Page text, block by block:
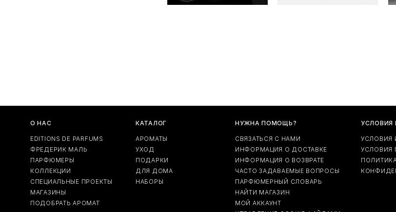
О НАС
EDITIONS DE PARFUMS
ФРЕДЕРИК МАЛЬ
ПАРФЮМЕРЫ
КОЛЛЕКЦИИ
СПЕЦИАЛЬНЫЕ ПРОЕКТЫ
МАГАЗИНЫ
ПОДОБРАТЬ АРОМАТ
КАТАЛОГ
АРОМАТЫ
УХОД
ПОДАРКИ
ДЛЯ ДОМА
НАБОРЫ
НУЖНА ПОМОЩЬ?
СВЯЗАТЬСЯ С НАМИ
ИНФОРМАЦИЯ О ДОСТАВКЕ
ИНФОРМАЦИЯ О ВОЗВРАТЕ
ЧАСТО ЗАДАВАЕМЫЕ ВОПРОСЫ
ПАРФЮМЕРНЫЙ СЛОВАРЬ
НАЙТИ МАГАЗИН
МОЙ АККАУНТ
УСЛОВИЯ
УСЛОВИЯ
УСЛОВИЯ